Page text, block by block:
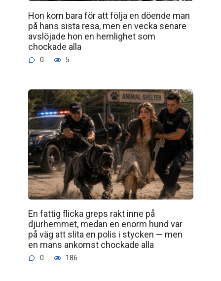
Hon kom bara för att följa en döende man
på hans sista resa, men en vecka senare
avslöjade hon en hemlighet som
chockade alla
0 5
En fattig flicka greps rakt inne på
djurhemmet, medan en enorm hund var
på väg att slita en polis i stycken — men
en mans ankomst chockade alla
0 186